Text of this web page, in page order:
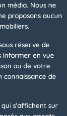
média. Nous ne
proposons aucun
réserve de
informer en vue
ou de votre
de
qui s'affichent sur